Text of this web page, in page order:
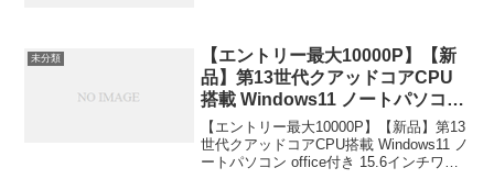
未分類
【エントリー最大10000P】【新
品】第13世代クアッドコアCPU
搭載 Windows11 ノートパソコン
office付き 15.6インチワイド液晶
フルHD Intel AlderLake N95 メ
モリ12GB LPDDR5 新品
【エントリー最大10000P】【新品】第13
世代クアッドコアCPU搭載 Windows11 ノ
ートパソコン office付き 15.6インチワイ